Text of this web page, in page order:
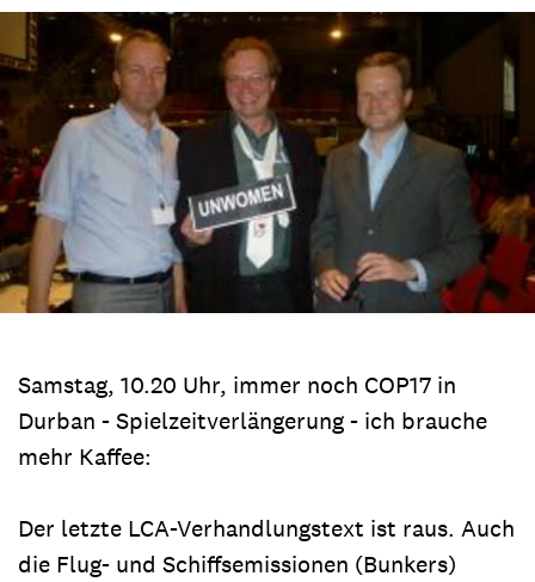
Samstag, 10.20 Uhr, immer noch COP17 in
Durban - Spielzeitverlängerung - ich brauche
mehr Kaffee:
Der letzte LCA-Verhandlungstext ist raus. Auch
die Flug- und Schiffsemissionen (Bunkers)